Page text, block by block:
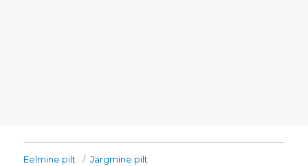
Eelmine pilt Järgmine pilt